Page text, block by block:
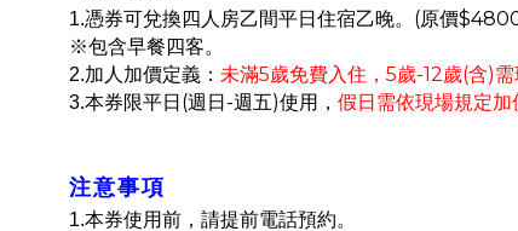
1.憑券可兌換四人房乙間平日住宿乙晚。 (原價
※包含早餐四客。
2.加人加價定義： 未滿5歲免費入住， 5歲-12歲(含)
3.本券限平日 (週日 -週五)使用， 假日需依現場規定加
注意事項
1.本券使用前，請提前電話預約。